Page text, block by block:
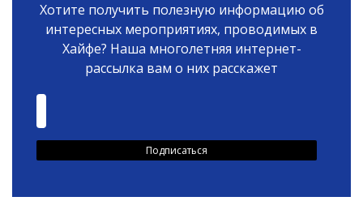
Хотите получить полезную информацию об
интересных мероприятиях, проводимых в
Хайфе? Наша многолетняя интернет-
рассылка вам о них расскажет